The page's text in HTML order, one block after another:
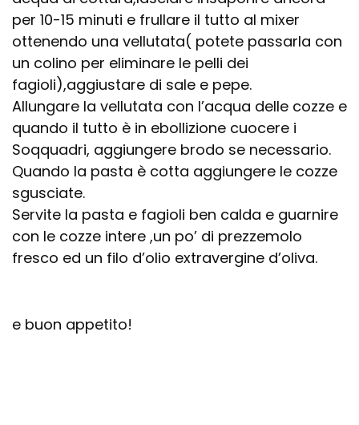
per 10-15 minuti e frullare il tutto al mixer
ottenendo una vellutata( potete passarla con
un colino per eliminare le pelli dei
fagioli),aggiustare di sale e pepe.
Allungare la vellutata con l’acqua delle cozze e
quando il tutto è in ebollizione cuocere i
Soqquadri, aggiungere brodo se necessario.
Quando la pasta è cotta aggiungere le cozze
sgusciate.
Servite la pasta e fagioli ben calda e guarnire
con le cozze intere ,un po’ di prezzemolo
fresco ed un filo d’olio extravergine d’oliva.
e buon appetito!